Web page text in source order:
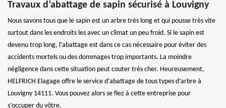
Travaux d’abattage de sapin sécurisé à Louvigny
Nous savons tous que le sapin est un arbre très long et qui pousse très vite
surtout dans les endroits les avec un climat un peu froid. Si le sapin est
devenu trop long, l’abattage est dans ce cas nécessaire pour éviter des
accidents mortels ou des dommages trop importants. La moindre
négligence dans cette situation peut couter très cher. Heureusement,
HELFRICH Elagage offre le service d’abattage de tous types d’arbre à
Louvigny 14111. Vous pouvez alors se fiez à cette entreprise pour
s’occuper du vôtre.